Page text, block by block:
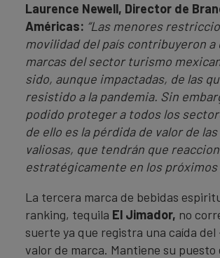
Laurence Newell, Director de
Américas: “Las menores
movilidad del país contribuyeron a
marcas del sector turismo
sido, aunque impactadas, de las
resistido a la pandemia. Sin
podido proteger a todos los
de ello es la pérdida de valor de
valiosas, que tendrán que
estratégicamente en los próximos
La tercera marca de bebidas
ranking, tequila El Jimador, no
suerte ya que registra una caída del
valor de marca. Mantiene su puesto